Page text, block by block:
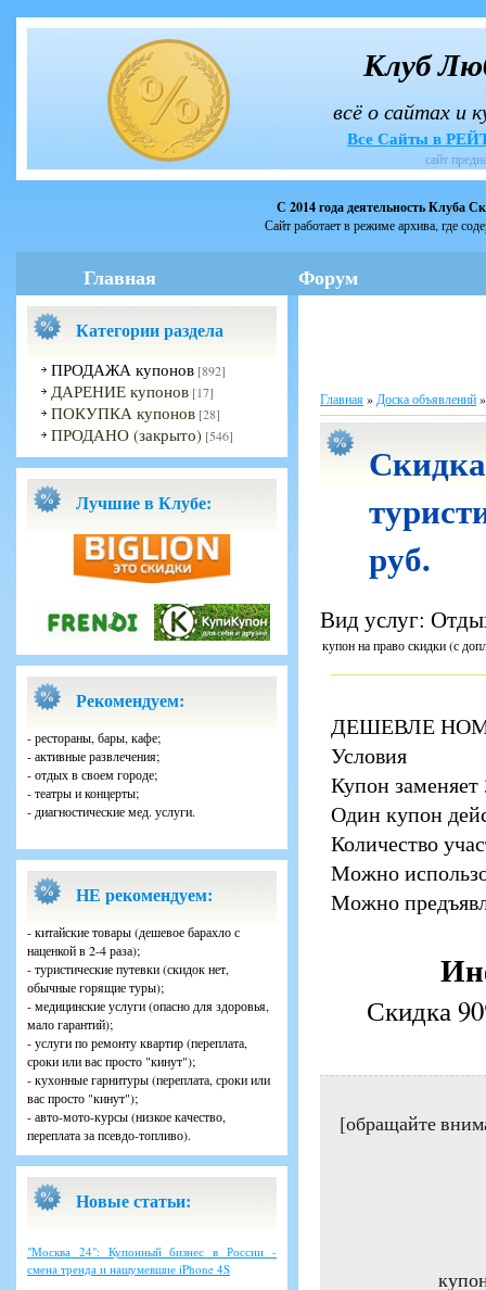
Клуб
всё о сайтах и
Все Сайты в
сайт
С 2014 года деятельность Клуба
Сайт работает в режиме архива, где
Главная Форум
Категории раздела
ПРОДАЖА купонов [892]
ДАРЕНИЕ купонов [17]
ПОКУПКА купонов [28]
ПРОДАНО (закрыто) [546]
Лучшие в Клубе:
Рекомендуем:
- рестораны, бары, кафе;
- активные развлечения;
- отдых в своем городе;
- театры и концерты;
- диагностические мед. услуги.
НЕ рекомендуем:
- китайские товары (дешевое барахло с
наценкой в 2-4 раза);
- туристические путевки (скидок нет,
обычные горящие туры);
- медицинские услуги (опасно для здоровья,
мало гарантий);
- услуги по ремонту квартир (переплата,
сроки или вас просто "кинут");
- кухонные гарнитуры (переплата, сроки или
вас просто "кинут");
- авто-мото-курсы (низкое качество,
переплата за псевдо-топливо).
Новые статьи:
"Москва 24": Купонный бизнес в России -
смена тренда и нашумевшие iPhone 4S
Главная» Доска объявлений
руб.
Вид услуг:
купон на право скидки (с
ДЕШЕВЛЕ
Условия
Купон
Один купон
Количество
Можно
Можно
Скидка
[обращайте